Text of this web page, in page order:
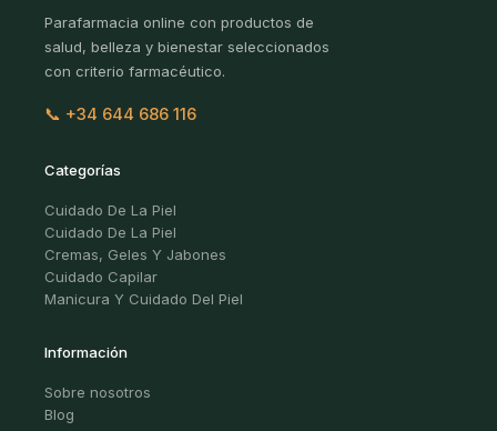
Parafarmacia online con productos de
salud, belleza y bienestar seleccionados
con criterio farmacéutico.
📞 +34 644 686 116
Categorías
Cuidado De La Piel
Cuidado De La Piel
Cremas, Geles Y Jabones
Cuidado Capilar
Manicura Y Cuidado Del Piel
Información
Sobre nosotros
Blog